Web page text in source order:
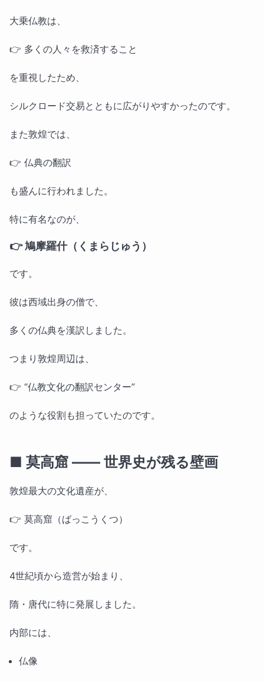
大乗仏教は、
👉 多くの人々を救済すること
を重視したため、
シルクロード交易とともに広がりやすかったのです。
また敦煌では、
👉 仏典の翻訳
も盛んに行われました。
特に有名なのが、
👉 鳩摩羅什（くまらじゅう）
です。
彼は西域出身の僧で、
多くの仏典を漢訳しました。
つまり敦煌周辺は、
👉 “仏教文化の翻訳センター”
のような役割も担っていたのです。
■ 莫高窟 ―― 世界史が残る壁画
敦煌最大の文化遺産が、
👉 莫高窟（ばっこうくつ）
です。
4世紀頃から造営が始まり、
隋・唐代に特に発展しました。
内部には、
仏像